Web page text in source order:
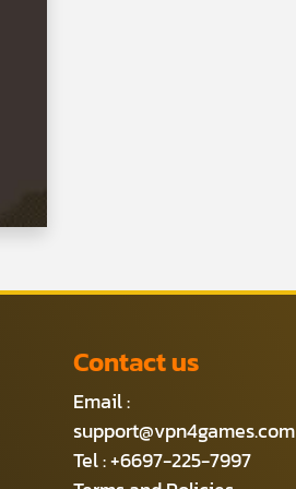
Contact us
Email :
support@vpn4games.com
Tel : +6697-225-7997